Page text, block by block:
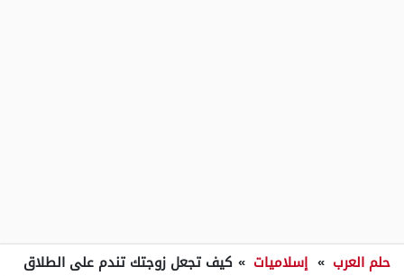
حلم العرب » إسلاميات » كيف تجعل زوجتك تندم على الطلاق